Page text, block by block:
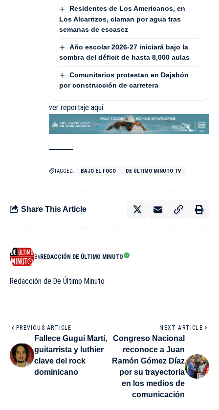
Residentes de Los Americanos, en
Los Alcarrizos, claman por agua tras
semanas de escasez
Año escolar 2026-27 iniciará bajo la
sombra del déficit de hasta 8,000 aulas
Comunitarios protestan en Dajabón
por construcción de carretera
ver reportaje aquí
TAGGED: BAJO EL FOCO DE ÚLTIMO MINUTO TV
Share This Article
ByREDACCIÓN DE ÚLTIMO MINUTO
Redacción de De Último Minuto
PREVIOUS ARTICLE
Fallece Gugui Martí,
guitarrista y luthier
clave del rock
dominicano
NEXT ARTICLE
Congreso Nacional
reconoce a Juan
Ramón Gómez Díaz
por su trayectoria
en los medios de
comunicación